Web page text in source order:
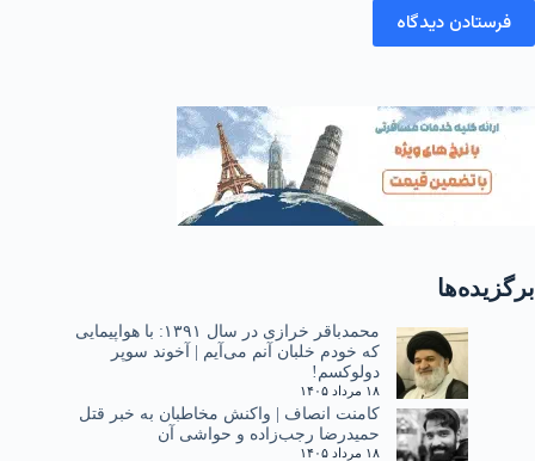
فرستادن دیدگاه
برگزیده‌ها
محمدباقر خرازی در سال ۱۳۹۱: با هواپیمایی
که خودم خلبان آنم می‌آیم | آخوند سوپر
دولوکسم!
۱۸ مرداد ۱۴۰۵
کامنت انصاف | واکنش مخاطبان به خبر قتل
حمیدرضا رجب‌زاده و حواشی آن
۱۸ مرداد ۱۴۰۵